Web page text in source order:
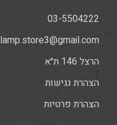
03-5504222
lamp.store3@gmail.com
הרצל 146 ת״א
הצהרת נגישות
הצהרת פרטיות